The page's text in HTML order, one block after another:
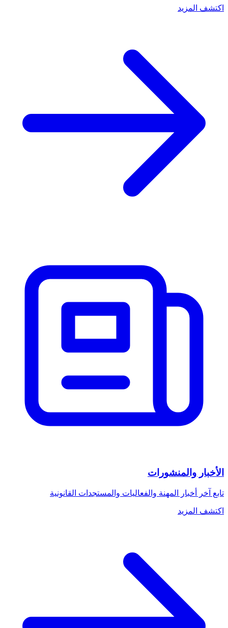
اكتشف المزيد
الأخبار والمنشورات
تابع آخر أخبار المهنة والفعاليات والمستجدات القانونية
اكتشف المزيد